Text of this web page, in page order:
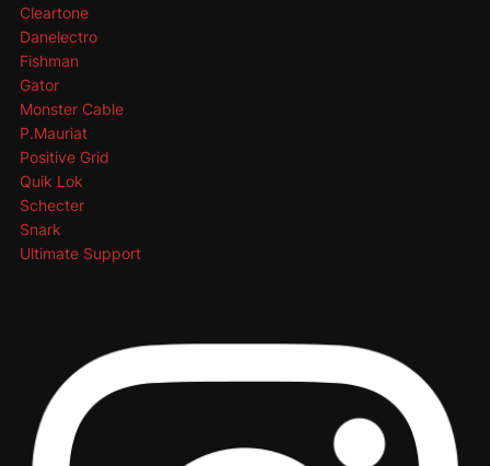
Cleartone
Danelectro
Fishman
Gator
Monster Cable
P.Mauriat
Positive Grid
Quik Lok
Schecter
Snark
Ultimate Support